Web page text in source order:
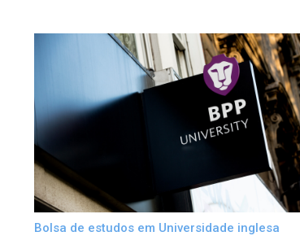
Bolsa de estudos em Universidade inglesa